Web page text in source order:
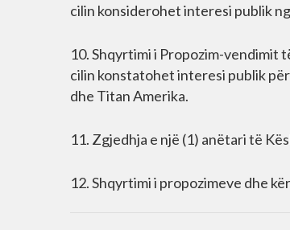
cilin konsiderohet interesi publik
10. Shqyrtimi i Propozim-vendimit
cilin konstatohet interesi publik
dhe Titan Amerika.
11. Zgjedhja e një (1) anëtari të
12. Shqyrtimi i propozimeve dhe